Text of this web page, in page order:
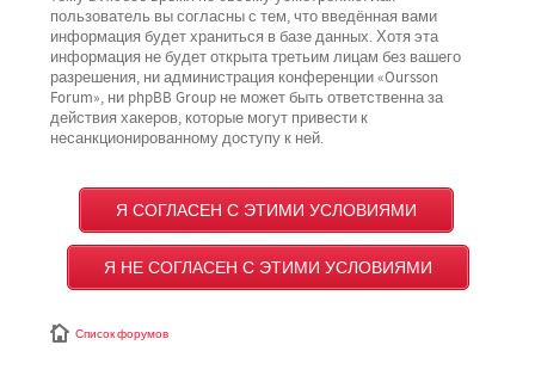
пользователь вы согласны с тем, что введённая вами
информация будет храниться в базе данных. Хотя эта
информация не будет открыта третьим лицам без вашего
разрешения, ни администрация конференции «Oursson
Forum», ни phpBB Group не может быть ответственна за
действия хакеров, которые могут привести к
несанкционированному доступу к ней.
Список форумов